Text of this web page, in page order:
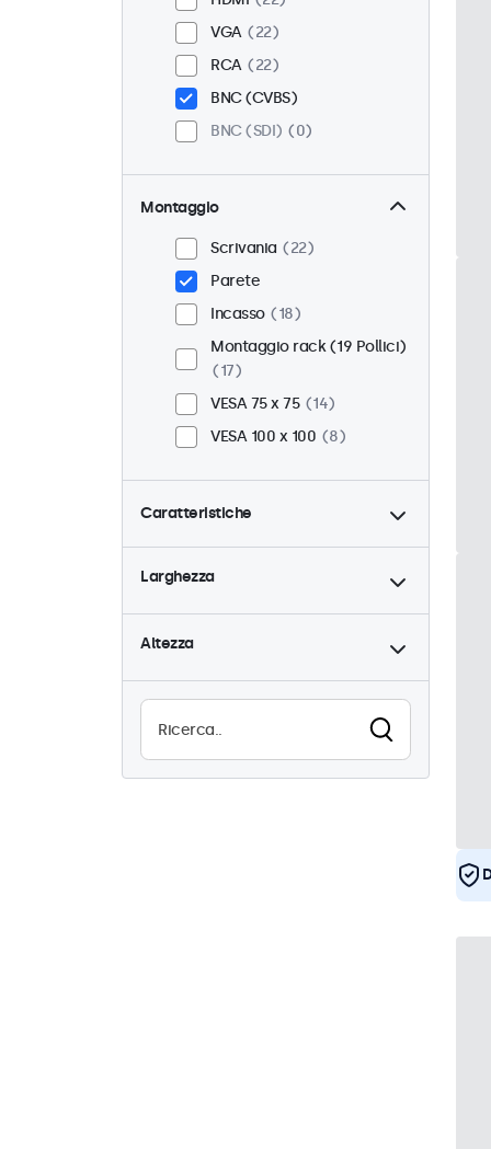
VGA
22
RCA
22
BNC (CVBS)
BNC (SDI)
0
Montaggio
Scrivania
22
Parete
Incasso
18
Montaggio rack (19 Pollici)
17
VESA 75 x 75
14
VESA 100 x 100
8
Caratteristiche
4:3 / 5:4
6
9-36 Volt
Dimmerabile
22
Lettore multimediale USB
Utilizzo continuo (24/7)
Antivandalismo
1
Larghezza
Altezza